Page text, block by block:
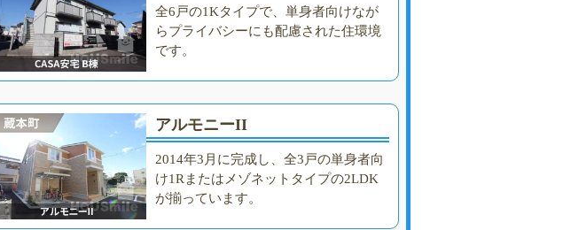
全6戸の1Kタイプで、単身者向けなが
らプライバシーにも配慮された住環境
です。
アルモニーII
2014年3月に完成し、全3戸の単身者向
け1Rまたはメゾネットタイプの2LDK
が揃っています。